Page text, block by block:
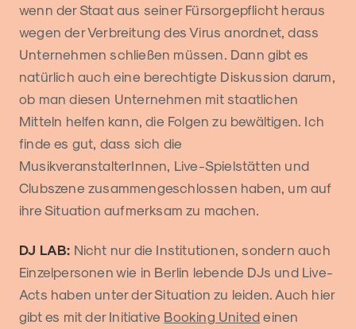
wenn der Staat aus seiner Fürsorgepflicht heraus
wegen der Verbreitung des Virus anordnet, dass
Unternehmen schließen müssen. Dann gibt es
natürlich auch eine berechtigte Diskussion darum,
ob man diesen Unternehmen mit staatlichen
Mitteln helfen kann, die Folgen zu bewältigen. Ich
finde es gut, dass sich die
MusikveranstalterInnen, Live-Spielstätten und
Clubszene zusammengeschlossen haben, um auf
ihre Situation aufmerksam zu machen.
DJ LAB: Nicht nur die Institutionen, sondern auch
Einzelpersonen wie in Berlin lebende DJs und Live-
Acts haben unter der Situation zu leiden. Auch hier
gibt es mit der Initiative Booking United einen